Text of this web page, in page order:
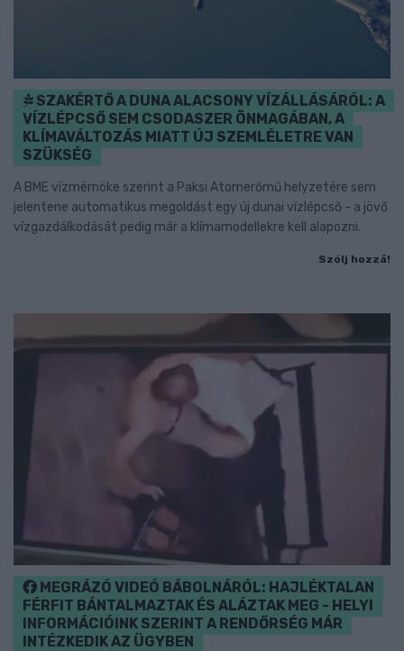
SZAKÉRTŐ A DUNA ALACSONY VÍZÁLLÁSÁRÓL: A
VÍZLÉPCSŐ SEM CSODASZER ÖNMAGÁBAN, A
KLÍMAVÁLTOZÁS MIATT ÚJ SZEMLÉLETRE VAN
SZÜKSÉG
A BME vízmérnöke szerint a Paksi Atomerőmű helyzetére sem
jelentene automatikus megoldást egy új dunai vízlépcső - a jövő
vízgazdálkodását pedig már a klímamodellekre kell alapozni.
Szólj hozzá!
MEGRÁZÓ VIDEÓ BÁBOLNÁRÓL: HAJLÉKTALAN
FÉRFIT BÁNTALMAZTAK ÉS ALÁZTAK MEG - HELYI
INFORMÁCIÓINK SZERINT A RENDŐRSÉG MÁR
INTÉZKEDIK AZ ÜGYBEN